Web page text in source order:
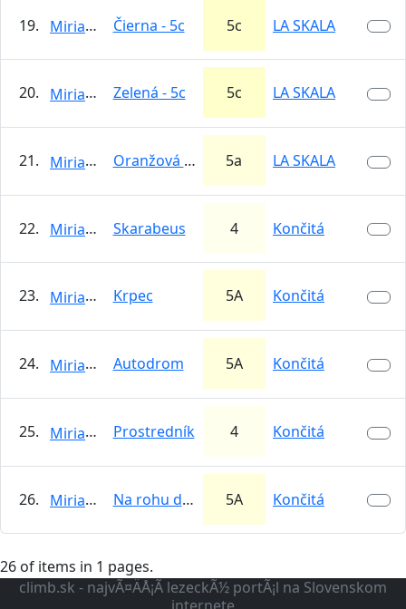
19. MiriamPetrovicova Čierna - 5c 5c LA SKALA
20. MiriamPetrovicova Zelená - 5c 5c LA SKALA
21. MiriamPetrovicova Oranžová - 5a 5a LA SKALA
22. MiriamPetrovicova Skarabeus 4 Končitá
23. MiriamPetrovicova Krpec 5A Končitá
24. MiriamPetrovicova Autodrom 5A Končitá
25. MiriamPetrovicova Prostredník 4 Končitá
26. MiriamPetrovicova Na rohu dvanástej 5A Končitá
26 of items in 1 pages.
climb.sk - najvÃ¤ÄÅ¡Ã­ lezeckÃ½ portÃ¡l na Slovenskom